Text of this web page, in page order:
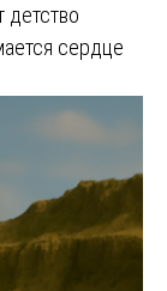
детство
сердце